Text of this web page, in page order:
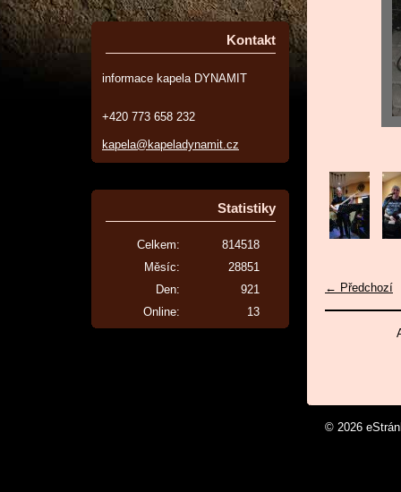
Kontakt
informace kapela DYNAMIT
+420 773 658 232
kapela@kapeladynamit.cz
Statistiky
Online: 13
Celkem:
814518
Měsíc:
28851
Den:
921 ← Předchozí
© 2026